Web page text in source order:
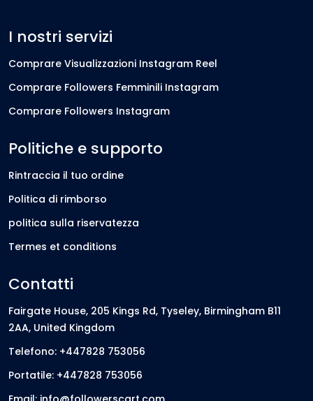
I nostri servizi
Comprare Visualizzazioni Instagram Reel
Comprare Followers Femminili Instagram
Comprare Followers Instagram
Politiche e supporto
Rintraccia il tuo ordine
Politica di rimborso
politica sulla riservatezza
Termes et conditions
Contatti
Fairgate House, 205 Kings Rd, Tyseley, Birmingham B11
2AA, United Kingdom
Telefono: +447828 753056
Portatile: +447828 753056